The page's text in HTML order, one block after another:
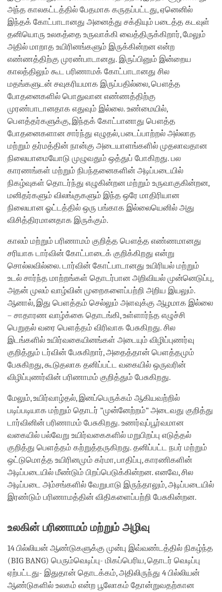
அந்த காலகட்டத்தில் பேதமாக கருதப்பட்டது, ஏனெனில்
இந்தக் கோட்பாடானது அனைத்து சக்தியும் படைத்த கடவுள்
தனியொரு உலகத்தை உருவாக்கி வைத்திருக்கிறார், மேலும்
அதில் மாறாத உயிரினங்களும் இருக்கின்றன என்ற
எண்ணத்திற்கு முரண்பாடானது. இருப்பினும் இன்றைய
காலத்திலும் கூட பரிணாமக் கோட்பாடானது சில
மதங்களுடன் சவுகரியமாக இருப்பதில்லை, பௌத்த
போதனைகளில் பொதுவான எண்ணத்திற்கு
முரண்பாடானதாக எதுவும் இல்லை. உண்மையில்,
பௌத்தர்களுக்கு, இந்தக் கோட்பானாது பௌத்த
போதனைகளான சார்ந்து எழுதல், படைப்பாற்றல் அல்லாத
மற்றும் தர்மத்தின் நான்கு அடையாளங்களில் முதலாவதான
நிலையாமையோடு முழுவதும் ஒத்துப் போகிறது. பல
காரணங்கள் மற்றும் நிபந்தனைகளின் அடிப்படையில்
நிகழ்வுகள் தொடர்ந்து எழுகின்றன மற்றும் உருவாகுகின்றன,
மனிதர்களும் விலங்குகளும் இந்த ஒரே மாதிரியான
நிலையான ஓட்டத்தில் ஒரு பங்காக இல்லையெனில் அது
விசித்திரமானதாக இருக்கும்.
காலம் மற்றும் பரிணாமம் குறித்த பௌத்த எண்ணமானது
சரியாக டார்வின் கோட்பாடைக் குறிக்கிறது என்று
சொல்லவில்லை. டார்வின் கோட்பாடானது உயிரியல் மற்றும்
உடல் சார்ந்த மாற்றங்கள் தொடர்பான அறிவியல் முன்னெடுப்பு,
அதன் முலம் வாழ்வின் முறைகளைப்பற்றி அறிய இயலும்.
ஆனால், இது பெளத்தம் செல்லும் அளவுக்கு ஆழமாக இல்லை
– சாதாரண வாழ்க்கை தொடங்கி, உள்ளார்ந்த எழுச்சி
பெறுதல் வரை பெளத்தம் விரிவாக பேசுகிறது. சில
இடங்களில் உயிர்வகையினங்கள் அடையும் விழிப்புணர்வு
குறித்தும் டர்வின் பேசுகிறார், அதைத்தான் பெளத்தமும்
பேசுகிறது, கூடுதலாக தனிப்பட்ட வகையில் ஒருவரின்
விழிப்புணர்வின் பரிணாமம் குறித்தும் பேசுகிறது.
மேலும், உயிர்வாழ்தல், இனப்பெருக்கம் ஆகியவற்றில்
படிப்படியாக மற்றும் தொடர் ”முன்னேற்றம்” அடைவது குறித்து
டார்வினின் பரிணாமம் பேசுகிறது. உணர்வுப்பூர்வமான
வகையில் பல்வேறு உயிர்வகைகளில் மறுபிறப்பு எடுத்தல்
குறித்து பெளத்தம் கற்றுத்தருகிறது. தனிப்பட்ட நபர் மற்றும்
ஒட்டுமொத்த உயிரினமும் கர்மா, பாதிப்பு, காரணிகளின்
அடிப்படையில் மீண்டும் பிறப்பெடுக்கின்றன. எனவே, சில
அடிப்படை அம்சங்களில் வேறுபாடு இருந்தாலும், அடிப்படையில்
இரண்டும் பரிணாமத்தின் விதிகளைப்பற்றி பேசுகின்றன.
உலகின் பரிணாமம் மற்றும் அழிவு
14 பில்லியன் ஆண்டுகளுக்கு முன்பு இவ்வண்டத்தில் நிகழ்ந்த
(BIG BANG) பெரும்வெடிப்பு- மிகப்பெரிய, தொடர் வெடிப்பு
ஏற்பட்டது- இதுதான் தொடக்கம், அதிலிருந்து 4 பில்லியன்
ஆண்டுகளில் உலகம் என்ற பூலோகம் தோன்றுவதற்கான